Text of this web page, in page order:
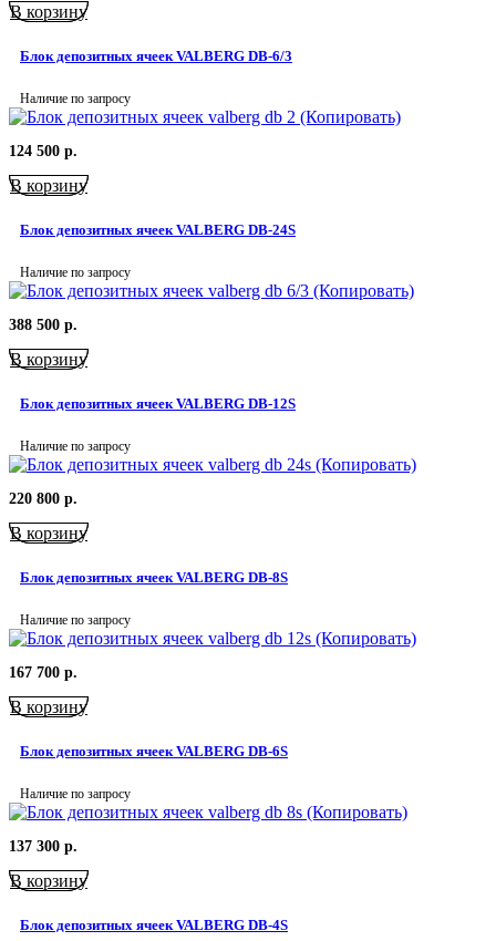
В корзину
Блок депозитных ячеек VALBERG DB-6/3
Наличие по запросу
124 500 р.
В корзину
Блок депозитных ячеек VALBERG DB-24S
Наличие по запросу
388 500 р.
В корзину
Блок депозитных ячеек VALBERG DB-12S
Наличие по запросу
220 800 р.
В корзину
Блок депозитных ячеек VALBERG DB-8S
Наличие по запросу
167 700 р.
В корзину
Блок депозитных ячеек VALBERG DB-6S
Наличие по запросу
137 300 р.
В корзину
Блок депозитных ячеек VALBERG DB-4S